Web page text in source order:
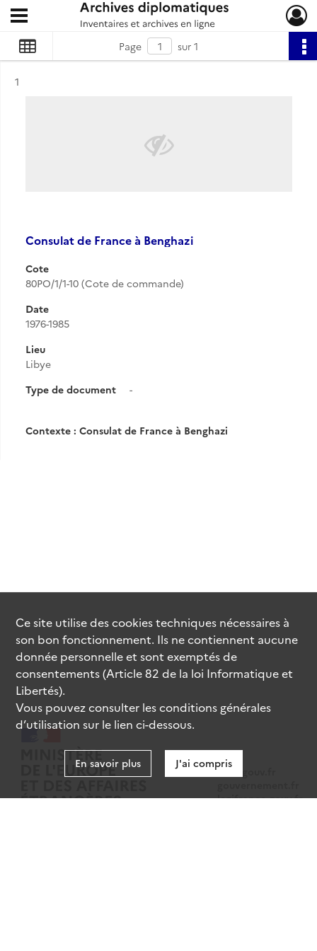
Archives diplomatiques
Ouvrir le menu déroulant
Page sur 1
Résultat n°
1
Consulat de France à Benghazi
Cote
80PO/1/1-10 (Cote de commande)
Date
1976-1985
Lieu
Libye
Type de document
-
Contexte : Consulat de France à Benghazi
data.gouv.fr
legifrance.gouv.fr
Ce site utilise descookiestechniques nécessaires à
son bon fonctionnement. Ils ne contiennent aucune
donnée personnelle et sont exemptés de
consentements (Article 82 de la loi Informatique et
Libertés).
Vous pouvez consulter les conditions générales
d’utilisation sur le lien ci-dessous.
En savoir plus J'ai compris